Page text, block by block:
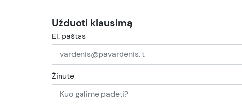
Užduoti klausimą
El. paštas
Žinutė